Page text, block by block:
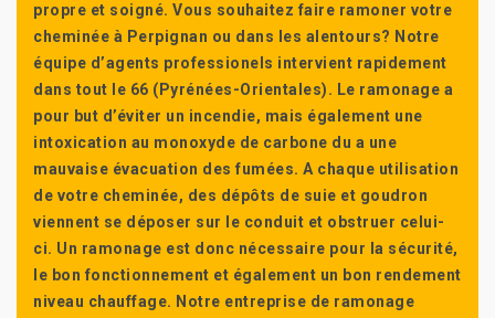
propre et soigné. Vous souhaitez faire ramoner votre
cheminée à Perpignan ou dans les alentours? Notre
équipe d’agents professionels intervient rapidement
dans tout le 66 (Pyrénées-Orientales). Le ramonage a
pour but d’éviter un incendie, mais également une
intoxication au monoxyde de carbone du a une
mauvaise évacuation des fumées. A chaque utilisation
de votre cheminée, des dépôts de suie et goudron
viennent se déposer sur le conduit et obstruer celui-
ci. Un ramonage est donc nécessaire pour la sécurité,
le bon fonctionnement et également un bon rendement
niveau chauffage. Notre entreprise de ramonage